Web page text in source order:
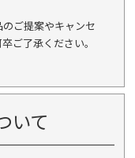
ご提案やキャンセ
ご了承ください。
いて